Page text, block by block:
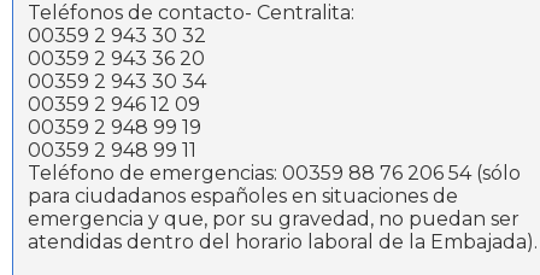
Teléfonos de contacto- Centralita:
00359 2 943 30 32
00359 2 943 36 20
00359 2 943 30 34
00359 2 946 12 09
00359 2 948 99 19
00359 2 948 99 11
Teléfono de emergencias: 00359 88 76 206 54 (sólo
para ciudadanos españoles en situaciones de
emergencia y que, por su gravedad, no puedan ser
atendidas dentro del horario laboral de la